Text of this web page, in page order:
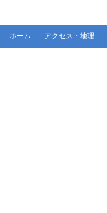
ホーム アクセス・地理